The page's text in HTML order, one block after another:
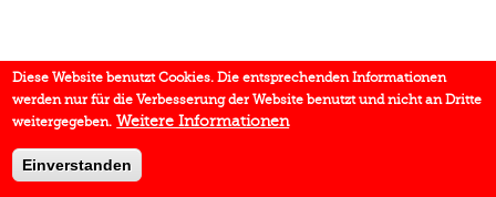
Diese Website benutzt Cookies. Die entsprechenden Informationen
werden nur für die Verbesserung der Website benutzt und nicht an Dritte
weitergegeben. Weitere Informationen
Einverstanden